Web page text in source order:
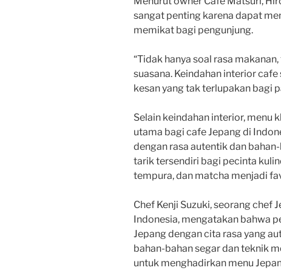
sangat penting karena dapat
memikat bagi pengunjung.
“Tidak hanya soal rasa
suasana. Keindahan interior
kesan yang tak terlupakan bagi
Selain keindahan interior, menu
utama bagi cafe Jepang di
dengan rasa autentik dan
tarik tersendiri bagi pecinta
tempura, dan matcha menjadi
Chef Kenji Suzuki, seorang chef
Indonesia, mengatakan bahwa
Jepang dengan cita rasa yang
bahan-bahan segar dan teknik
untuk menghadirkan menu